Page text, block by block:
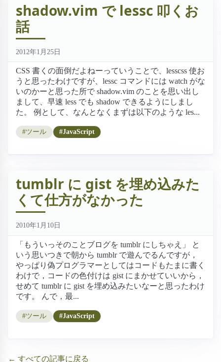
shadow.vim で lessc 叩くお
話
2012年1月25日
CSS 書くの面倒だよねーっていうことで、lesscss 使お
うと思ったわけですが、lessc コマンドには watch がな
いのかーと思った所で shadow.vim のことを思い出し
まして、早速 less でも shadow できるようにしまし
た。 例として、なんとなくまずは以下のような les...
#ツール #JavaScript
tumblr に gist を埋め込みた
くて仕方がなかった
2010年1月10日
「もういっそのことブログを tumblr にしちゃえ」 と
いう思いつきで朝から tumblr で遊んでるんですが，
やっぱり偽プログラマーとしてはコードもたまに書く
わけで，コードの色付けは gist にまかせていいから，
せめて tumblr に gist を埋め込みたいなーと思ったわけ
です。 んで，最...
#ツール #JavaScript
← すべての記事に戻る